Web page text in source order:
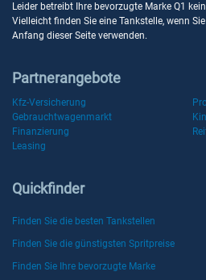
Leider betreibt Ihre bevorzugte Marke Q1
Vielleicht finden Sie eine Tankstelle, wenn
Anfang dieser Seite verwenden.
Partnerangebote
Kfz-Versicherung
Gebrauchtwagenmarkt
Finanzierung
Leasing
Quickfinder
Finden Sie die besten Tankstellen
Finden Sie die günstigsten Spritpreise
Finden Sie Ihre bevorzugte Marke